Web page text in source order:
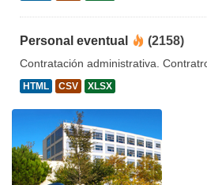
Personal eventual (2158)
Contratación administrativa.
HTML CSV XLSX